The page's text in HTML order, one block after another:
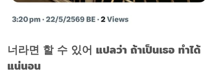
너라면 할 수 있어 แปลว่า ถ้าเป็นเธอ ทำได้
แน่นอน